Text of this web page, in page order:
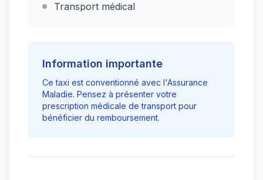
Transport médical
Information importante
Ce taxi est conventionné avec l'Assurance
Maladie. Pensez à présenter votre
prescription médicale de transport pour
bénéficier du remboursement.